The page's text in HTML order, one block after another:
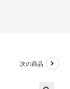
次の商品